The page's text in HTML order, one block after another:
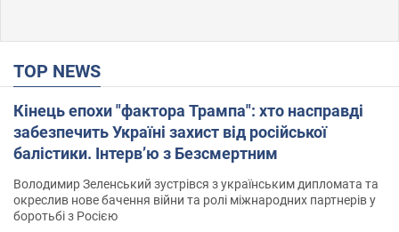
TOP NEWS
Кінець епохи "фактора Трампа": хто насправді
забезпечить Україні захист від російської
балістики. Інтерв’ю з Безсмертним
Володимир Зеленський зустрівся з українським дипломата та
окреслив нове бачення війни та ролі міжнародних партнерів у
боротьбі з Росією